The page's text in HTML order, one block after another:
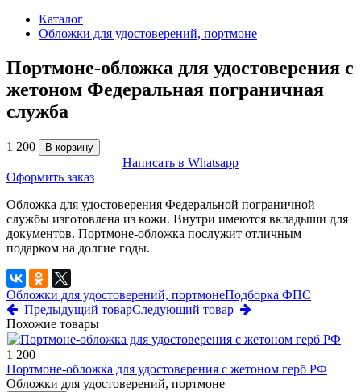
Каталог
Обложки для удостоверений, портмоне
Портмоне-обложка для удостоверения с
жетоном Федеральная пограничная
служба
1 200 В корзину
Написать в Whatsapp
Оформить заказ
Обложка для удостоверения Федеральной пограничной
службы изготовлена из кожи. Внутри имеются вкладыши для
документов. Портмоне-обложка послужит отличным
подарком на долгие годы.
Обложки для удостоверений, портмонеПодборка ФПС
Предыдущий товарСледующий товар
Похожие товары
1 200
Портмоне-обложка для удостоверения с жетоном герб РФ
Обложки для удостоверений, портмоне